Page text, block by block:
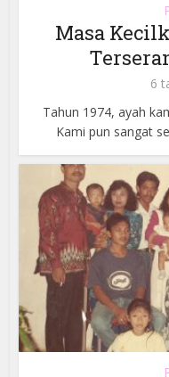
Masa
6
Tahun 1974, ayah
Kami pun sangat